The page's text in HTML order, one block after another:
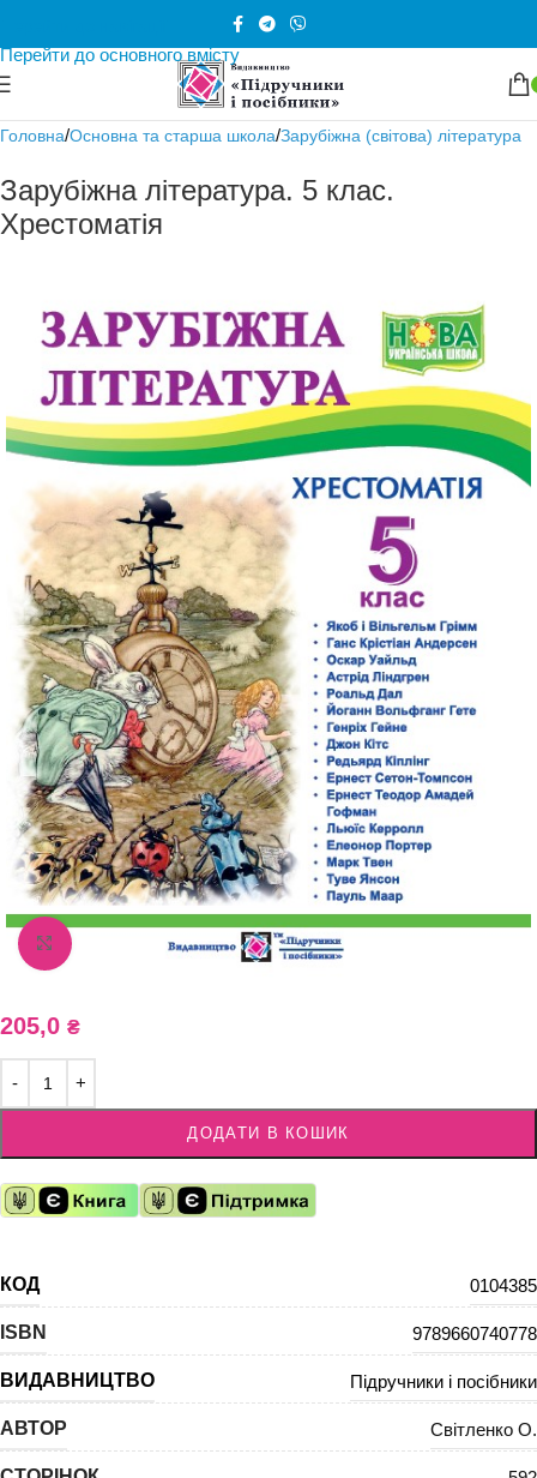
Перейти до основного вмісту
Головна/Основна та старша школа/Зарубіжна (світова) література
Зарубіжна література. 5 клас.
Хрестоматія
Збільшити зображення
205,0 ₴
ДОДАТИ В КОШИК
КОД 0104385
ISBN 9789660740778
ВИДАВНИЦТВО Підручники і посібники
АВТОР Світленко О.